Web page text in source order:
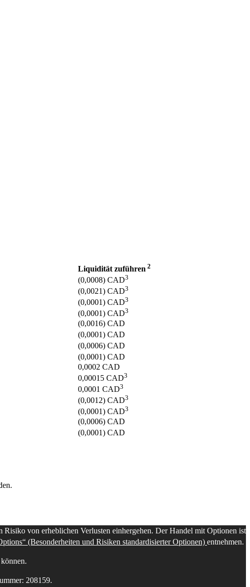
Liquidität zuführen 2
(0,0008) CAD3
(0,0021) CAD3
(0,0001) CAD3
(0,0001) CAD3
(0,0016) CAD
(0,0001) CAD
(0,0006) CAD
(0,0001) CAD
0,0002 CAD
0,00015 CAD3
0,0001 CAD3
(0,0012) CAD3
(0,0001) CAD3
(0,0006) CAD
(0,0001) CAD
von erheblichen Verlusten einhergehen. Der Handel mit Optionen ist
(Besonderheiten und Risiken standardisierter Optionen) entnehmen.
208159.